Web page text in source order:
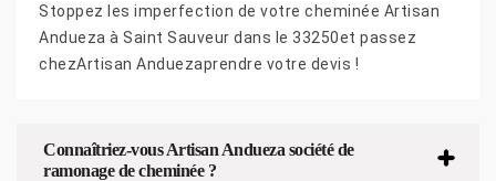
Stoppez les imperfection de votre cheminée Artisan
Andueza à Saint Sauveur dans le 33250et passez
chezArtisan Anduezaprendre votre devis !
Connaîtriez-vous Artisan Andueza société de
ramonage de cheminée ?